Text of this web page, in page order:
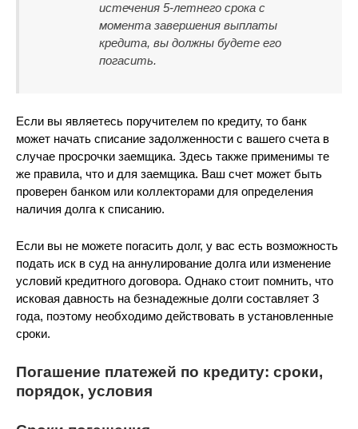
истечения 5-летнего срока с
момента завершения выплаты
кредита, вы должны будете его
погасить.
Если вы являетесь поручителем по кредиту, то банк
может начать списание задолженности с вашего счета в
случае просрочки заемщика. Здесь также применимы те
же правила, что и для заемщика. Ваш счет может быть
проверен банком или коллекторами для определения
наличия долга к списанию.
Если вы не можете погасить долг, у вас есть возможность
подать иск в суд на аннулирование долга или изменение
условий кредитного договора. Однако стоит помнить, что
исковая давность на безнадежные долги составляет 3
года, поэтому необходимо действовать в установленные
сроки.
Погашение платежей по кредиту: сроки,
порядок, условия